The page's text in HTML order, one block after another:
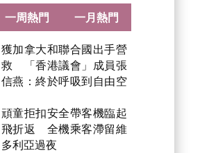
獲加拿大和聯合國出手營
救 「香港議會」成員張
信燕：終於呼吸到自由空
頑童拒扣安全帶客機臨起
飛折返 全機乘客滯留維
多利亞過夜
一周熱門 一月熱門